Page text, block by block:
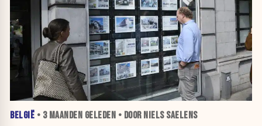
BELGIË • 3 MAANDEN GELEDEN • DOOR NIELS SAELENS